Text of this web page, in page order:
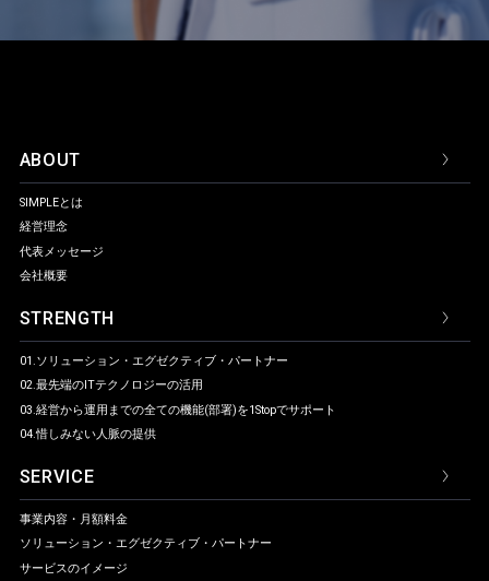
ABOUT
SIMPLEとは
経営理念
代表メッセージ
会社概要
STRENGTH
01.ソリューション・ エグゼクティブ・パートナー
02.最先端のITテクノロジーの活用
03.経営から運用までの全ての機能(部署)を1Stopでサポート
04.惜しみない人脈の提供
SERVICE
事業内容・月額料金
ソリューション・ エグゼクティブ・パートナー
サービスのイメージ